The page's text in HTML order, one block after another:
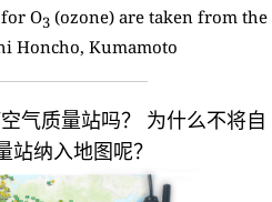
O3(ozone) are taken from the
Honcho, Kumamoto
气质量站吗？
为什么不将自
站纳入地图呢？